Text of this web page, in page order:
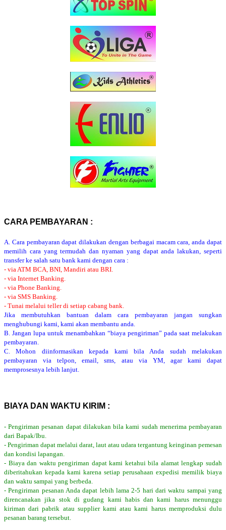
CARA PEMBAYARAN :
A. Cara pembayaran dapat dilakukan dengan berbagai macam cara, anda dapat
memilih cara yang termudah dan nyaman yang dapat anda lakukan, seperti
transfer ke salah satu bank kami dengan cara :
- via ATM BCA, BNI, Mandiri atau BRI.
- via Internet Banking.
- via Phone Banking.
- via SMS Banking.
- Tunai melalui teller di setiap cabang bank.
Jika membutuhkan bantuan dalam cara pembayaran jangan sungkan
menghubungi kami, kami akan membantu anda.
B. Jangan lupa untuk menambahkan “biaya pengiriman” pada saat melakukan
pembayaran.
C. Mohon diinformasikan kepada kami bila Anda sudah melakukan
pembayaran via telpon, email, sms, atau via YM, agar kami dapat
memprosesnya lebih lanjut.
BIAYA DAN WAKTU KIRIM :
- Pengiriman pesanan dapat dilakukan bila kami sudah menerima pembayaran
dari Bapak/Ibu.
- Pengiriman dapat melalui darat, laut atau udara tergantung keinginan pemesan
dan kondisi lapangan.
- Biaya dan waktu pengiriman dapat kami ketahui bila alamat lengkap sudah
diberitahukan kepada kami karena setiap perusahaan expedisi memilik biaya
dan waktu sampai yang berbeda.
- Pengiriman pesanan Anda dapat lebih lama 2-5 hari dari waktu sampai yang
direncanakan jika stok di gudang kami habis dan kami harus menunggu
kiriman dari pabrik atau supplier kami atau kami harus memproduksi dulu
pesanan barang tersebut.